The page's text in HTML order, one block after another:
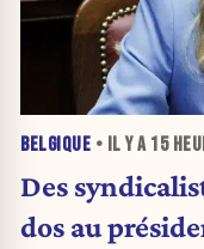
BELGIQUE • IL Y A 15
Des
dos au